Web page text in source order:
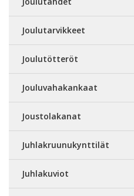
Joulutarvikkeet
Joulutötteröt
Jouluvahakankaat
Joustolakanat
Juhlakruunukynttilät
Juhlakuviot